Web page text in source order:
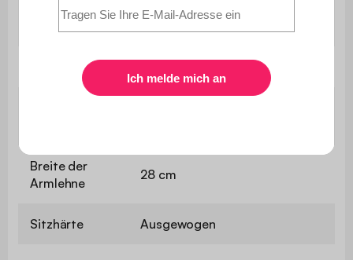
Tiefe mit
Recamiere
160 cm
Breite der
Armlehne
28 cm
Sitzhärte Ausgewogen